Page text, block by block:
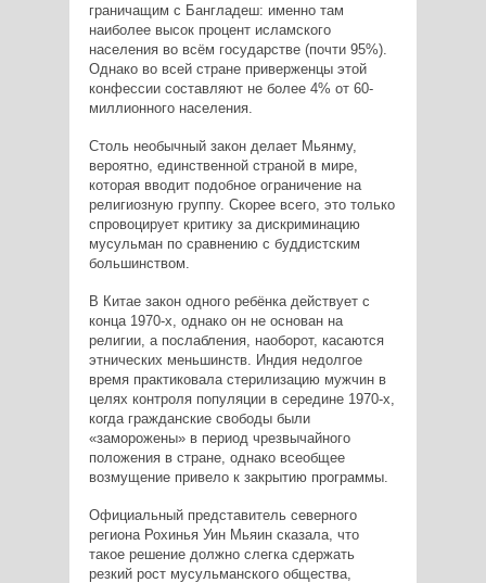
граничащим с Бангладеш: именно там
наиболее высок процент исламского
населения во всём государстве (почти 95%).
Однако во всей стране приверженцы этой
конфессии составляют не более 4% от 60-
миллионного населения.
Столь необычный закон делает Мьянму,
вероятно, единственной страной в мире,
которая вводит подобное ограничение на
религиозную группу. Скорее всего, это только
спровоцирует критику за дискриминацию
мусульман по сравнению с буддистским
большинством.
В Китае закон одного ребёнка действует с
конца 1970-х, однако он не основан на
религии, а послабления, наоборот, касаются
этнических меньшинств. Индия недолгое
время практиковала стерилизацию мужчин в
целях контроля популяции в середине 1970-х,
когда гражданские свободы были
«заморожены» в период чрезвычайного
положения в стране, однако всеобщее
возмущение привело к закрытию программы.
Официальный представитель северного
региона Рохинья Уин Мьяин сказала, что
такое решение должно слегка сдержать
резкий рост мусульманского общества,